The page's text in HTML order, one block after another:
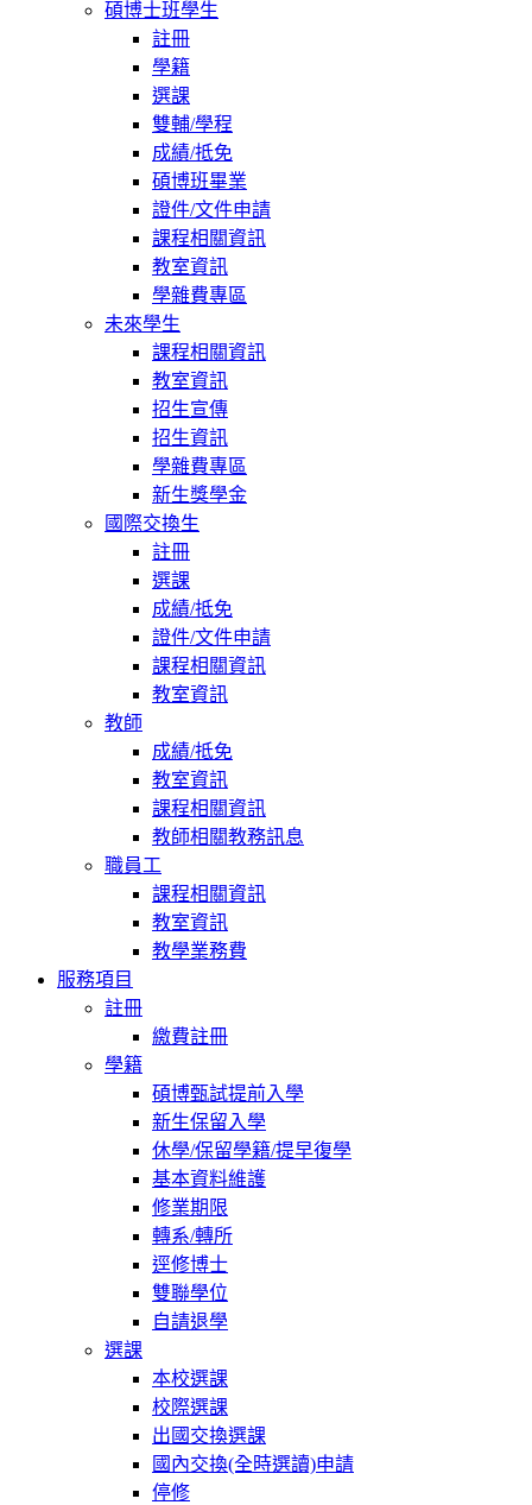
碩博士班學生
註冊
學籍
選課
雙輔/學程
成績/抵免
碩博班畢業
證件/文件申請
課程相關資訊
教室資訊
學雜費專區
未來學生
課程相關資訊
教室資訊
招生宣傳
招生資訊
學雜費專區
新生獎學金
國際交換生
註冊
選課
成績/抵免
證件/文件申請
課程相關資訊
教室資訊
教師
成績/抵免
教室資訊
課程相關資訊
教師相關教務訊息
職員工
課程相關資訊
教室資訊
教學業務費
服務項目
註冊
繳費註冊
學籍
碩博甄試提前入學
新生保留入學
休學/保留學籍/提早復學
基本資料維護
修業期限
轉系/轉所
逕修博士
雙聯學位
自請退學
選課
本校選課
校際選課
出國交換選課
國內交換(全時選讀)申請
停修